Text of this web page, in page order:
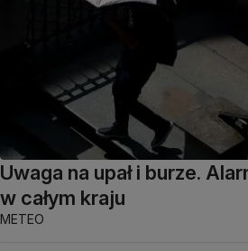
Uwaga na upał i burze.
w całym kraju
METEO